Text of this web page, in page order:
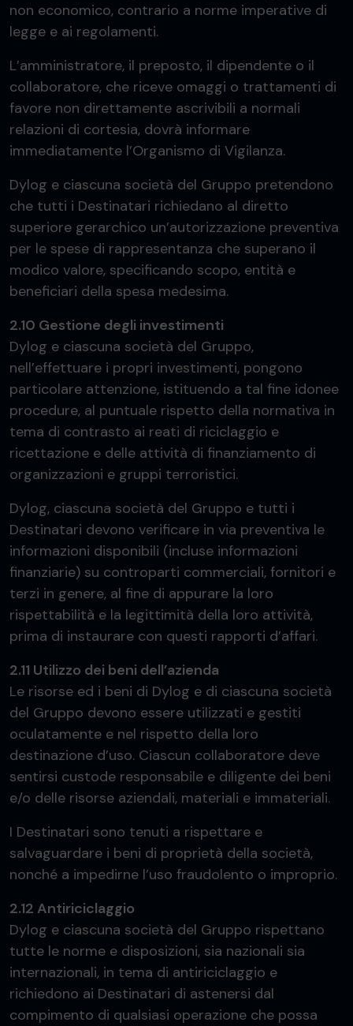
non economico, contrario a norme imperative di
legge e ai regolamenti.
L’amministratore, il preposto, il dipendente o il
collaboratore, che riceve omaggi o trattamenti di
favore non direttamente ascrivibili a normali
relazioni di cortesia, dovrà informare
immediatamente l’Organismo di Vigilanza.
Dylog e ciascuna società del Gruppo pretendono
che tutti i Destinatari richiedano al diretto
superiore gerarchico un’autorizzazione preventiva
per le spese di rappresentanza che superano il
modico valore, specificando scopo, entità e
beneficiari della spesa medesima.
2.10 Gestione degli investimenti
Dylog e ciascuna società del Gruppo,
nell’effettuare i propri investimenti, pongono
particolare attenzione, istituendo a tal fine idonee
procedure, al puntuale rispetto della normativa in
tema di contrasto ai reati di riciclaggio e
ricettazione e delle attività di finanziamento di
organizzazioni e gruppi terroristici.
Dylog, ciascuna società del Gruppo e tutti i
Destinatari devono verificare in via preventiva le
informazioni disponibili (incluse informazioni
finanziarie) su controparti commerciali, fornitori e
terzi in genere, al fine di appurare la loro
rispettabilità e la legittimità della loro attività,
prima di instaurare con questi rapporti d’affari.
2.11 Utilizzo dei beni dell’azienda
Le risorse ed i beni di Dylog e di ciascuna società
del Gruppo devono essere utilizzati e gestiti
oculatamente e nel rispetto della loro
destinazione d’uso. Ciascun collaboratore deve
sentirsi custode responsabile e diligente dei beni
e/o delle risorse aziendali, materiali e immateriali.
I Destinatari sono tenuti a rispettare e
salvaguardare i beni di proprietà della società,
nonché a impedirne l’uso fraudolento o improprio.
2.12 Antiriciclaggio
Dylog e ciascuna società del Gruppo rispettano
tutte le norme e disposizioni, sia nazionali sia
internazionali, in tema di antiriciclaggio e
richiedono ai Destinatari di astenersi dal
compimento di qualsiasi operazione che possa